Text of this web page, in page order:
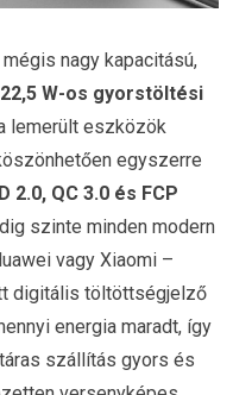
nagy kapacitású,
22,5 W-os gyorstöltési
lemerült eszközök
egyszerre
2.0, QC 3.0 és FCP
szinte minden modern
vagy Xiaomi –
digitális töltöttségjelző
energia maradt, így
szállítás gyors és